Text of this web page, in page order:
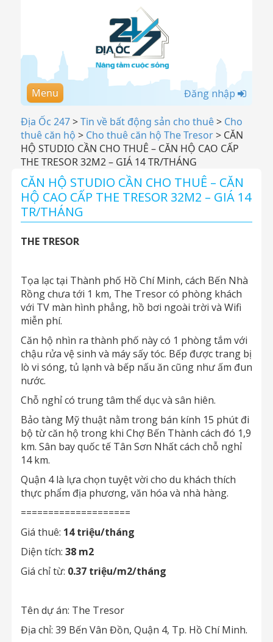
Menu Đăng nhập
Địa Ốc 247>Tin về bất động sản cho thuê> Cho
thuê căn hộ > Cho thuê căn hộ The Tresor> CĂN
HỘ STUDIO CẦN CHO THUÊ – CĂN HỘ CAO CẤP
THE TRESOR 32M2 – GIÁ 14 TR/THÁNG
CĂN HỘ STUDIO CẦN CHO THUÊ – CĂN
HỘ CAO CẤP THE TRESOR 32M2 – GIÁ 14
TR/THÁNG
THE TRESOR
Tọa lạc tại Thành phố Hồ Chí Minh, cách Bến Nhà
Rồng chưa tới 1 km, The Tresor có phòng khách
với TV màn hình phẳng, hồ bơi ngoài trời và Wifi
miễn phí.
Căn hộ nhìn ra thành phố này có 1 phòng tắm với
chậu rửa vệ sinh và máy sấy tóc. Bếp được trang bị
lò vi sóng, tủ lạnh và bếp nấu ăn cũng như ấm đun
nước.
Chỗ nghỉ có trung tâm thể dục và sân hiên.
Bảo tàng Mỹ thuật nằm trong bán kính 15 phút đi
bộ từ căn hộ trong khi Chợ Bến Thành cách đó 1,9
km. Sân bay quốc tế Tân Sơn Nhất cách chỗ nghỉ
14 km.
Quận 4 là lựa chọn tuyệt vời cho du khách thích
thực phẩm địa phương, văn hóa và nhà hàng.
====================
Giá thuê: 14 triệu/tháng
Diện tích: 38 m2
Giá chỉ từ: 0.37 triệu/m2/tháng
Tên dự án: The Tresor
Địa chỉ: 39 Bến Vân Đồn, Quận 4, Tp. Hồ Chí Minh.